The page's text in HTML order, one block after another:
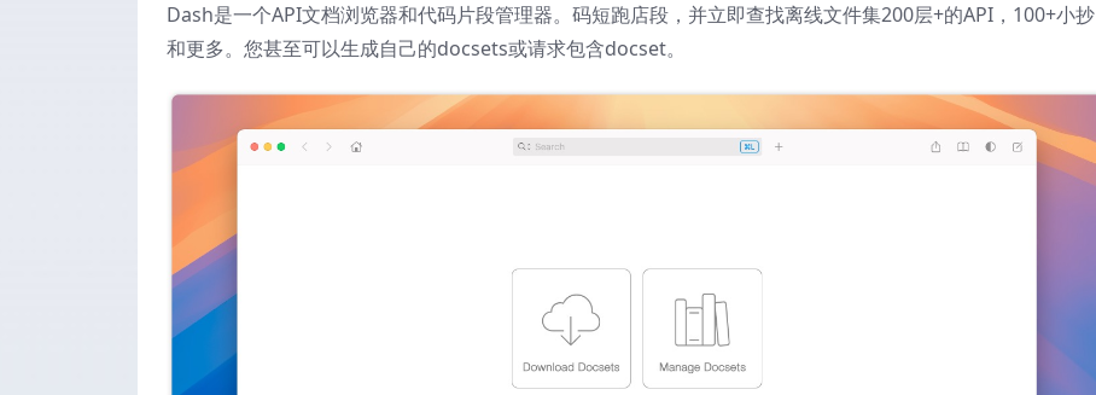
Dash是一个API文档浏览器和代码片段管理器。码短跑店段，并立即查找离线文件集200层+的API，100+小抄
和更多。您甚至可以生成自己的docsets或请求包含docset。